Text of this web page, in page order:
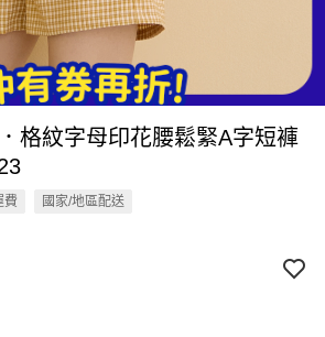
格紋字母印花腰鬆緊A字短褲
費 國家/地區配送